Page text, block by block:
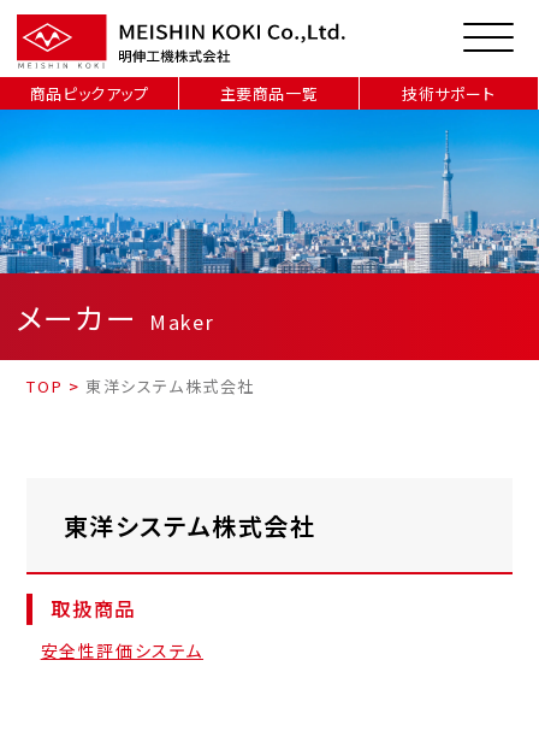
商品ピックアップ 主要商品一覧 技術サポート
メーカー Maker
TOP > 東洋システム株式会社
東洋システム株式会社
取扱商品
安全性評価システム